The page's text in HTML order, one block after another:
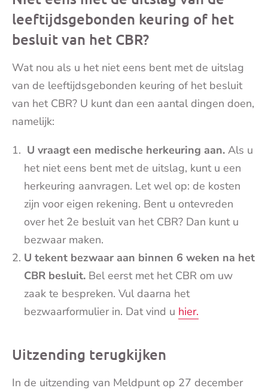
leeftijdsgebonden keuring of het
besluit van het CBR?
Wat nou als u het niet eens bent met de uitslag
van de leeftijdsgebonden keuring of het besluit
van het CBR? U kunt dan een aantal dingen doen,
namelijk:
U vraagt een medische herkeuring aan. Als u
het niet eens bent met de uitslag, kunt u een
herkeuring aanvragen. Let wel op: de kosten
zijn voor eigen rekening. Bent u ontevreden
over het 2e besluit van het CBR? Dan kunt u
bezwaar maken.
U tekent bezwaar aan binnen 6 weken na het
CBR besluit. Bel eerst met het CBR om uw
zaak te bespreken. Vul daarna het
bezwaarformulier in. Dat vind u hier.
Uitzending terugkijken
In de uitzending van Meldpunt op 27 december